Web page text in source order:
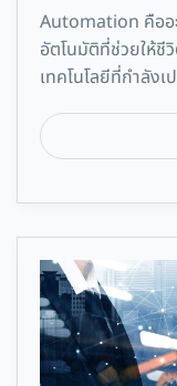
Automation คืออะ
อัตโนมัติที่ช่วยให้ชี
เทคโนโลยีที่กำลังเ